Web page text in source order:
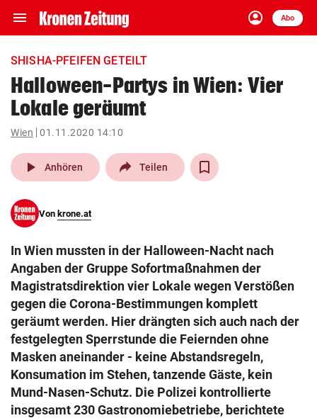
menu Navigation
ein-/ausklappen
account_circle
Anmelden
Abo
close Schließen
account_circle Anmelden
pin_drop
Wien arrow_right
search
eingeben
© Krone Multimedia GmbH & Co KG 2026
Muthgasse 2, 1190 Wien
SHISHA-PFEIFEN GETEILT
Halloween-Partys in Wien: Vier
Lokale geräumt
Wien 01.11.2020 14:10
play_arrow Anhören Teilen
Von krone.at
In Wien mussten in der Halloween-Nacht nach
Angaben der Gruppe Sofortmaßnahmen der
Magistratsdirektion vier Lokale wegen Verstößen
gegen die Corona-Bestimmungen komplett
geräumt werden. Hier drängten sich auch nach der
festgelegten Sperrstunde die Feiernden ohne
Masken aneinander - keine Abstandsregeln,
Konsumation im Stehen, tanzende Gäste, kein
Mund-Nasen-Schutz. Die Polizei kontrollierte
insgesamt 230 Gastronomiebetriebe, berichtete